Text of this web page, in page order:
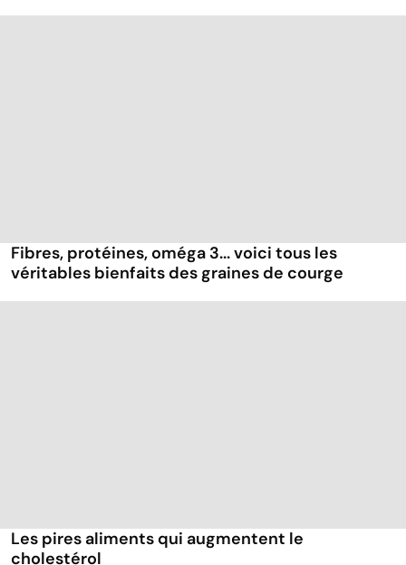
Fibres, protéines, oméga 3... voici tous les
véritables bienfaits des graines de courge
Les pires aliments qui augmentent le
cholestérol